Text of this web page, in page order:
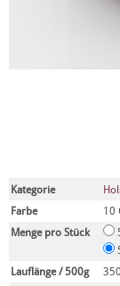
Kategorie
Farbe
10
Menge pro Stück
Lauflänge / 500g